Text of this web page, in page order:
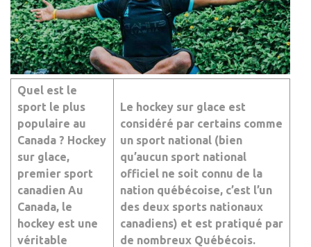
Quel est le
sport le plus
populaire au
Canada ? Hockey
sur glace,
premier sport
canadien Au
Canada, le
hockey est une
véritable
Le hockey sur glace est
considéré par certains comme
un sport national (bien
qu’aucun sport national
officiel ne soit connu de la
nation québécoise, c’est l’un
des deux sports nationaux
canadiens) et est pratiqué par
de nombreux Québécois.